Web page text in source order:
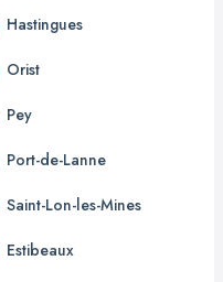
Hastingues
Orist
Pey
Port-de-Lanne
Saint-Lon-les-Mines
Estibeaux